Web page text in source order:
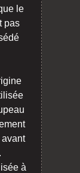
le
pas
à